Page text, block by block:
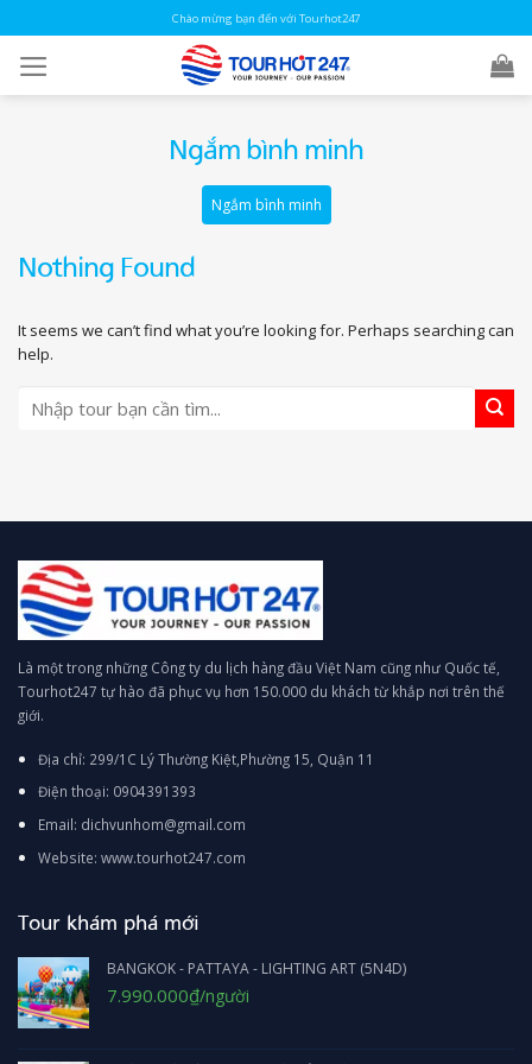
to
content
Chào mừng bạn đến với Tourhot247
Ngắm bình minh
Ngắm bình minh
Nothing Found
It seems we can’t find what you’re looking for. Perhaps searching can
help.
Là một trong những Công ty du lịch hàng đầu Việt Nam cũng như Quốc tế,
Tourhot247 tự hào đã phục vụ hơn 150.000 du khách từ khắp nơi trên thế
giới.
Địa chỉ: 299/1C Lý Thường Kiệt,Phường 15, Quận 11
Điện thoại: 0904391393
Email: dichvunhom@gmail.com
Website: www.tourhot247.com
Tour khám phá mới
BANGKOK - PATTAYA - LIGHTING ART (5N4D)
Giá
7.990.000₫Giá
hiện
/người